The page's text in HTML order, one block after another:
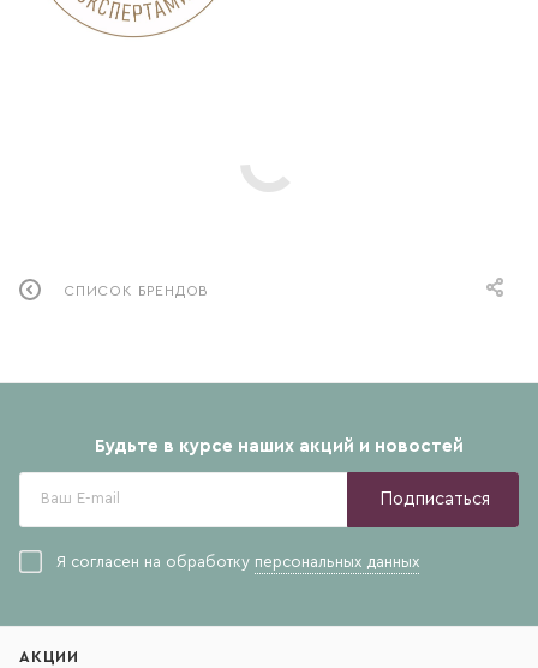
СПИСОК БРЕНДОВ
Будьте в курсе наших акций и новостей
Подписаться
Я согласен на обработку персональных данных
АКЦИИ